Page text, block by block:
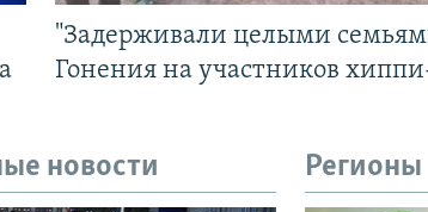
"Задерживали целыми
Гонения на участников
новости Регионы